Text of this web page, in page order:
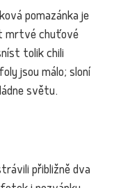
pomazánka je
mrtvé chuťové
tolik chili
jsou málo; sloní
světu.
přibližně dva